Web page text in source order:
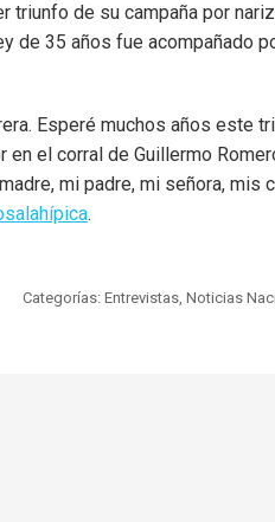
de su campaña por
de 35 años fue acompañado
Esperé muchos años este
el corral de Guillermo
mi padre, mi señora,
.
Categorías: Entrevistas, Noticias